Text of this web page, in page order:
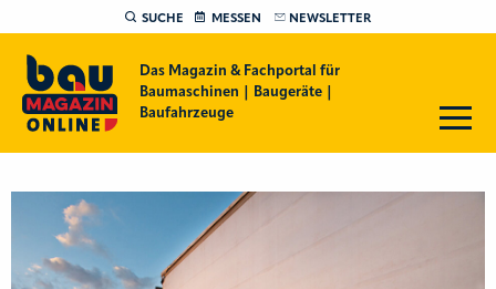
SUCHE MESSEN NEWSLETTER
Das Magazin & Fachportal für
Baumaschinen | Baugeräte |
Baufahrzeuge